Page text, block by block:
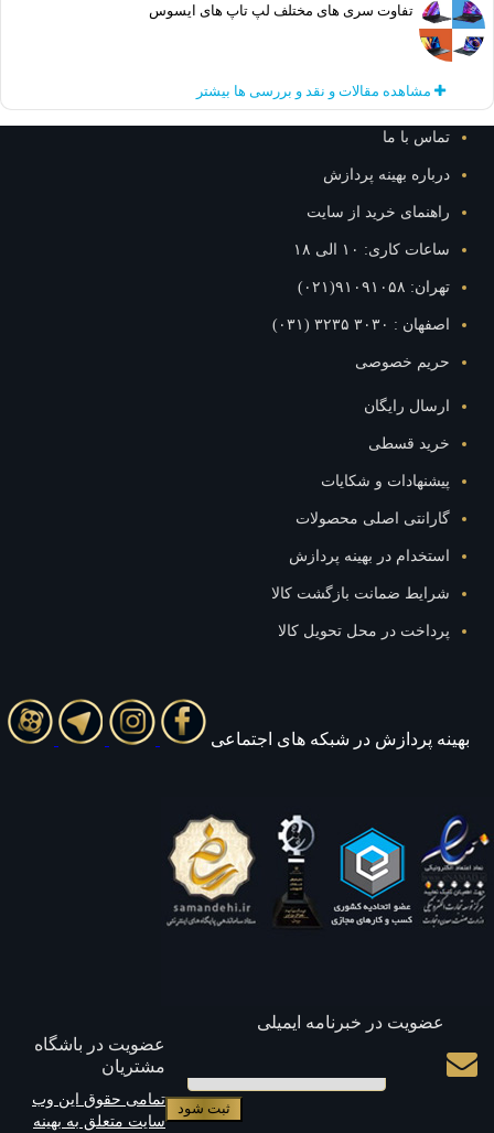
تفاوت سری های مختلف لپ تاپ های ایسوس
مشاهده مقالات و نقد و بررسی ها بیشتر
تماس با ما
درباره بهینه پردازش
راهنمای خرید از سایت
ساعات کاری: ۱۰ الی ۱۸
تهران: ۹۱۰۹۱۰۵۸(۰۲۱)
اصفهان : ۳۰۳۰ ۳۲۳۵ (۰۳۱)
حریم خصوصی
ارسال رایگان
خرید قسطی
پیشنهادات و شکایات
گارانتی اصلی محصولات
استخدام در بهینه پردازش
شرایط ضمانت بازگشت کالا
پرداخت در محل تحویل کالا
بهينه پردازش در شبکه های اجتماعی
عضویت در خبرنامه ایمیلی
عضویت در باشگاه
مشتریان
تمامی حقوق این وب
سایت متعلق به بهینه